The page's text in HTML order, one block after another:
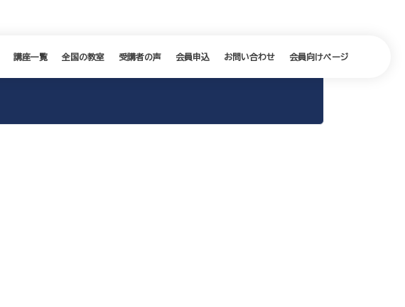
講座一覧 全国の教室 受講者の声 会員申込 お問い合わせ 会員向けページ